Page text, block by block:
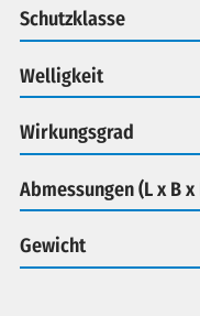
Schutzklasse
Welligkeit
Wirkungsgrad
Abmessungen (L x B x
Gewicht